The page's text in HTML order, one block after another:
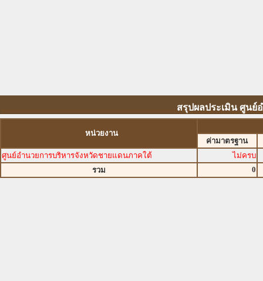
สรุปผลประเมิน ศูนย์
หน่วยงาน
ค่ามาตรฐาน
ศูนย์อำนวยการบริหารจังหวัดชายแดนภาคใต้
ไม่ครบ
รวม
0